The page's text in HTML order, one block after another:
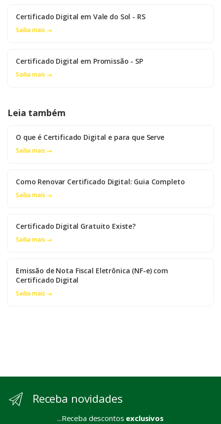
Certificado Digital em Vale do Sol - RS
Saiba mais →
Certificado Digital em Promissão - SP
Saiba mais →
Leia também
O que é Certificado Digital e para que Serve
Saiba mais →
Como Renovar Certificado Digital: Guia Completo
Saiba mais →
Certificado Digital Gratuito Existe?
Saiba mais →
Emissão de Nota Fiscal Eletrônica (NF-e) com
Certificado Digital
Saiba mais →
Receba novidades
...Receba descontos exclusivos